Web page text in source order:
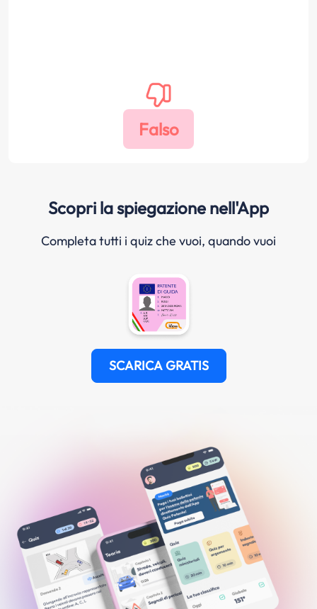
Scopri la spiegazione nell'App
Completa tutti i quiz che vuoi, quando vuoi
SCARICA GRATIS